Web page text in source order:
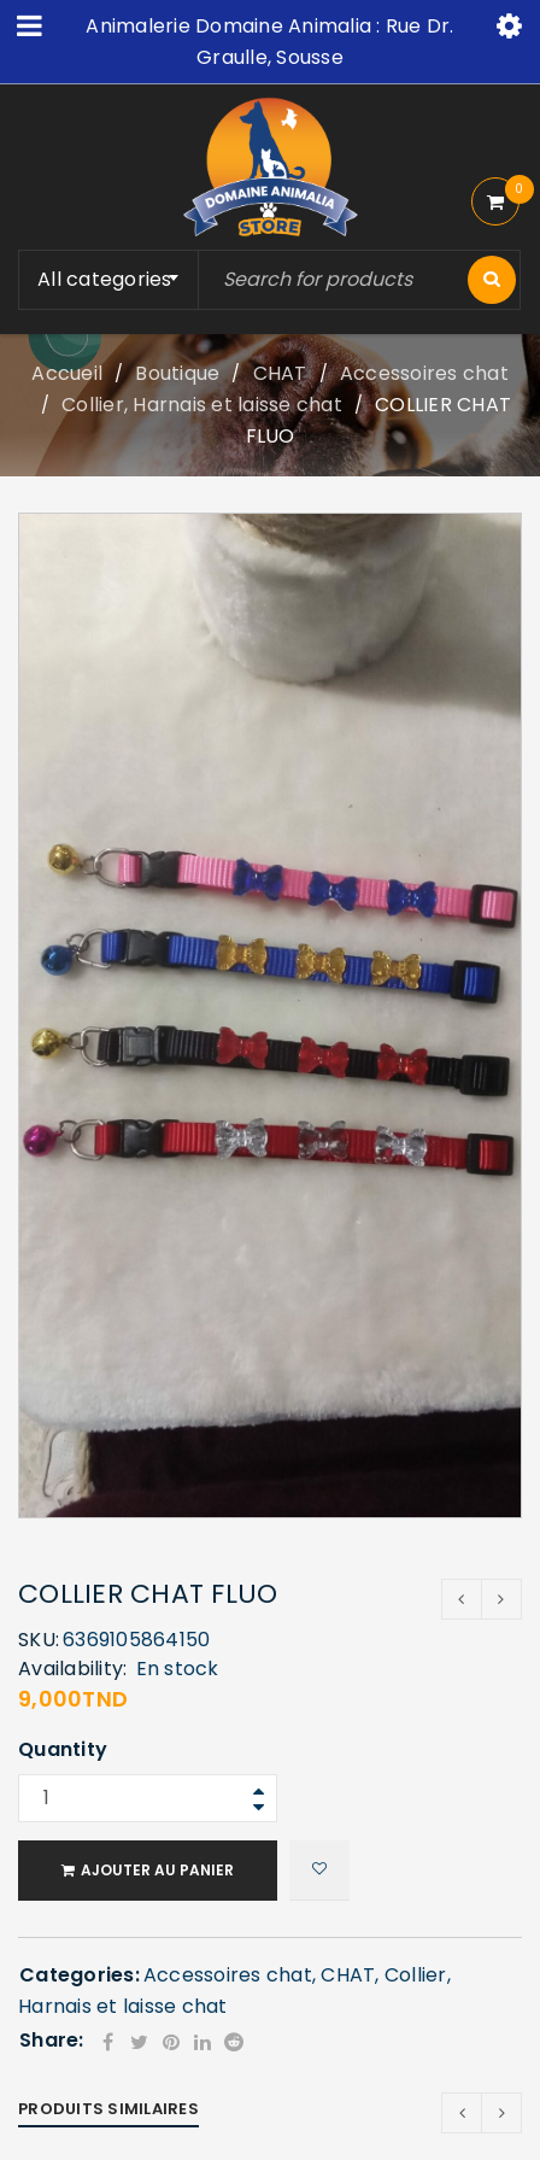
Animalerie Domaine Animalia : Rue Dr.
Graulle, Sousse
All categories
0
Accueil / Boutique / CHAT / Accessoires chat
/ Collier, Harnais et laisse chat / COLLIER CHAT
FLUO
COLLIER CHAT FLUO
SKU:6369105864150
Availability: En stock
9,000TND
Quantity
AJOUTER AU PANIER
Categories:Accessoires chat,CHAT, Collier,
Harnais et laisse chat
Share:
PRODUITS SIMILAIRES